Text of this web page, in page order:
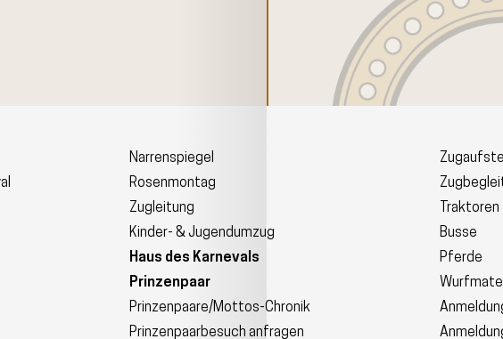
Narrenspiegel
Rosenmontag
Zugleitung
Kinder- & Jugendumzug
Haus des Karnevals
Prinzenpaar
Prinzenpaare/Mottos-Chronik
Prinzenpaarbesuch anfragen
Traktoren
Busse
Pferde